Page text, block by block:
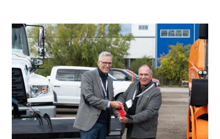
service des pièces, car les échéances des projets et
la sécurité publique en dépendent.